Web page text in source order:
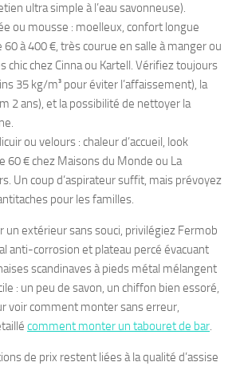
ultra simple à l’eau savonneuse).
ou mousse : moelleux, confort longue
60 à 400 €, très courue en salle à manger ou
chic chez Cinna ou Kartell. Vérifiez toujours
35 kg/m³ pour éviter l’affaissement), la
2 ans), et la possibilité de nettoyer la
ou velours : chaleur d’accueil, look
60 € chez Maisons du Monde ou La
Un coup d’aspirateur suffit, mais prévoyez
pour les familles.
un extérieur sans souci, privilégiez Fermob
anti-corrosion et plateau percé évacuant
scandinaves à pieds métal mélangent
: un peu de savon, un chiffon bien essoré,
voir comment monter sans erreur,
comment monter un tabouret de bar.
de prix restent liées à la qualité d’assise